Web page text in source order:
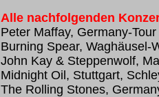
Alle nachfolgenden
Peter Maffay, Germany-Tour
Burning Spear, Waghäusel-
John Kay & Steppenwolf,
Midnight Oil, Stuttgart,
The Rolling Stones,